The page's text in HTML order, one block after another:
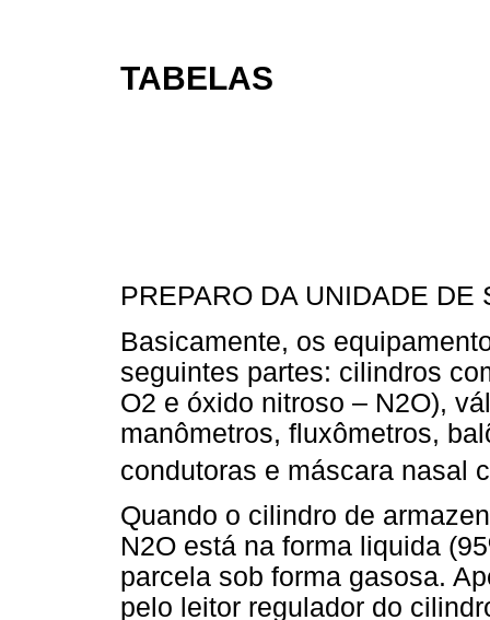
TABELAS
PREPARO DA UNIDADE DE
Basicamente, os
seguintes partes: cilindros
O2 e óxido nitroso – N2O),
manômetros, fluxômetros,
condutoras e máscara nasal
Quando o cilindro de
N2O está na forma liquida
parcela sob forma gasosa.
pelo leitor regulador do